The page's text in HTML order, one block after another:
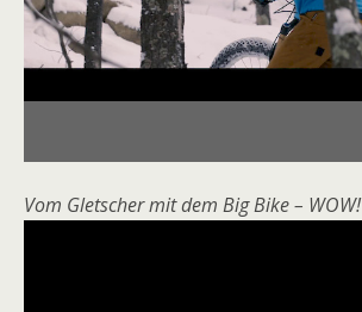
Vom Gletscher mit dem Big Bike – WOW!